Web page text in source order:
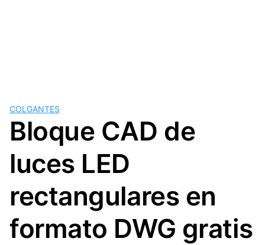
COLGANTES
Bloque CAD de
luces LED
rectangulares en
formato DWG gratis